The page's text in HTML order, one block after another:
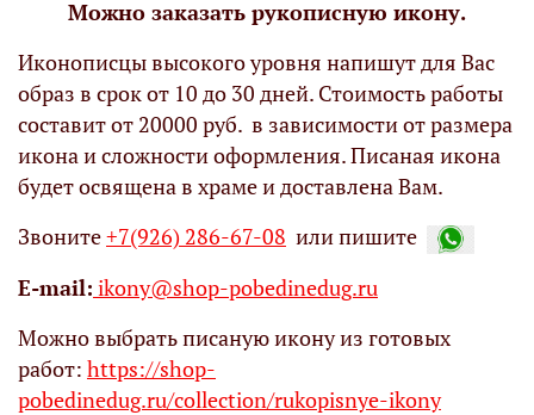
Можно заказать рукописную икону.
Иконописцы высокого уровня напишут для Вас
образ в срок от 10 до 30 дней. Стоимость работы
составит от 20000 руб. в зависимости от размера
икона и сложности оформления. Писаная икона
будет освящена в храме и доставлена Вам.
Звоните+7(926) 286-67-08 или пишите
Е-mail: ikony@shop-pobedinedug.ru
Можно выбрать писаную икону из готовых
работ: https://shop-
pobedinedug.ru/collection/rukopisnye-ikony